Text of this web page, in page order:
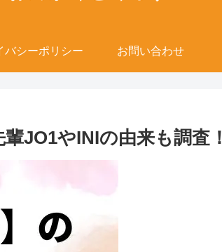
バシーポリシー お問い合わせ
JO1やINIの由来も調査！